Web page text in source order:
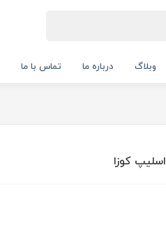
وبلاگ درباره ما تماس با ما